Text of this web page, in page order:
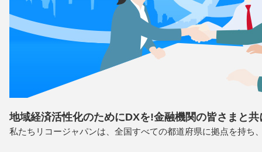
地域経済活性化のためにDXを!金融機関の皆さまと共
私たちリコージャパンは、全国すべての都道府県に拠点を持